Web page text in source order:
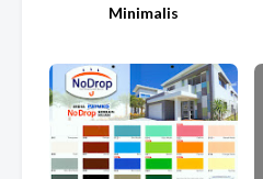
Minimalis